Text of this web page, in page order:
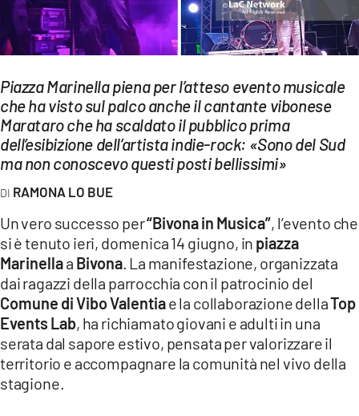
Streaming
LAC TV
LAC NETWORK
LAC ONAIR
LaC
LACTV.IT
LACONAIR.IT
LACITYMAG.IT
ILREGGINO.IT
COSENZACHANNEL.IT
Piazza Marinella piena per l’atteso evento musicale
che ha visto sul palco anche il cantante vibonese
Marataro che ha scaldato il pubblico prima
dell’esibizione dell’artista indie-rock: «Sono del Sud
ma non conoscevo questi posti bellissimi»
RAMONA LO BUE
Un vero successo per“Bivona in Musica”, l’evento che
si è tenuto ieri, domenica 14 giugno, in piazza
Marinellaa Bivona. La manifestazione, organizzata
dai ragazzi della parrocchia con il patrocinio del
Comune di Vibo Valentiae la collaborazione dellaTop
Events Lab, ha richiamato giovani e adulti in una
serata dal sapore estivo, pensata per valorizzare il
territorio e accompagnare la comunità nel vivo della
stagione.